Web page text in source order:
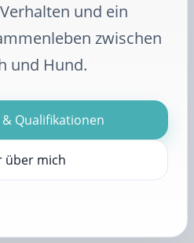
und ein
zwischen
und Hund.
Qualifikationen
über mich